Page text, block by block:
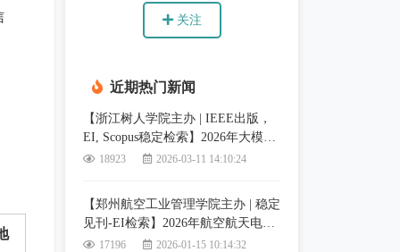
理念，致力于科技信息传播、学
关注
近期热门新闻
【浙江树人学院主办 | IEEE出版，
EI, Scopus稳定检索】2026年大模型
与智能体技术国际学术会议 (LMIAT
18923 2026-03-11 14:10:24
【郑州航空工业管理学院主办 | 稳定
见刊-EI检索】2026年航空航天电子
信息与智能系统国际学术会议
17196 2026-01-15 10:14:32